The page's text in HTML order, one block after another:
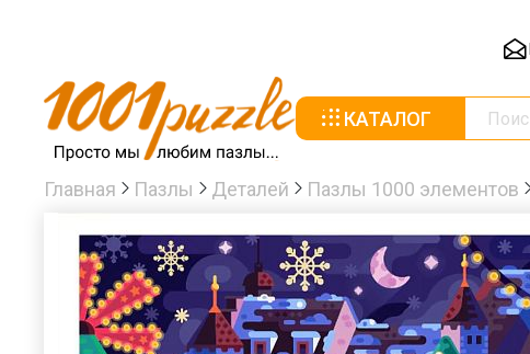
КАТАЛОГ
Главная Пазлы Деталей Пазлы 1000 элементов